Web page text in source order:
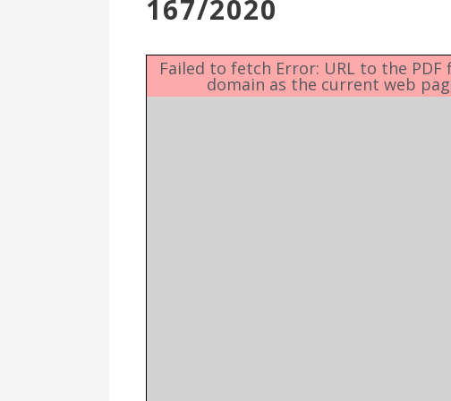
Επιτροπή
Ενότητες
167/2020
Failed to fetch Error: URL to the
domain as the current web